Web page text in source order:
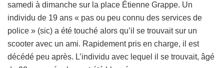
samedi à dimanche sur la place Étienne Grappe. Un
individu de 19 ans « pas ou peu connu des services de
police » (sic) a été touché alors qu’il se trouvait sur un
scooter avec un ami. Rapidement pris en charge, il est
décédé peu après. L’individu avec lequel il se trouvait, âgé